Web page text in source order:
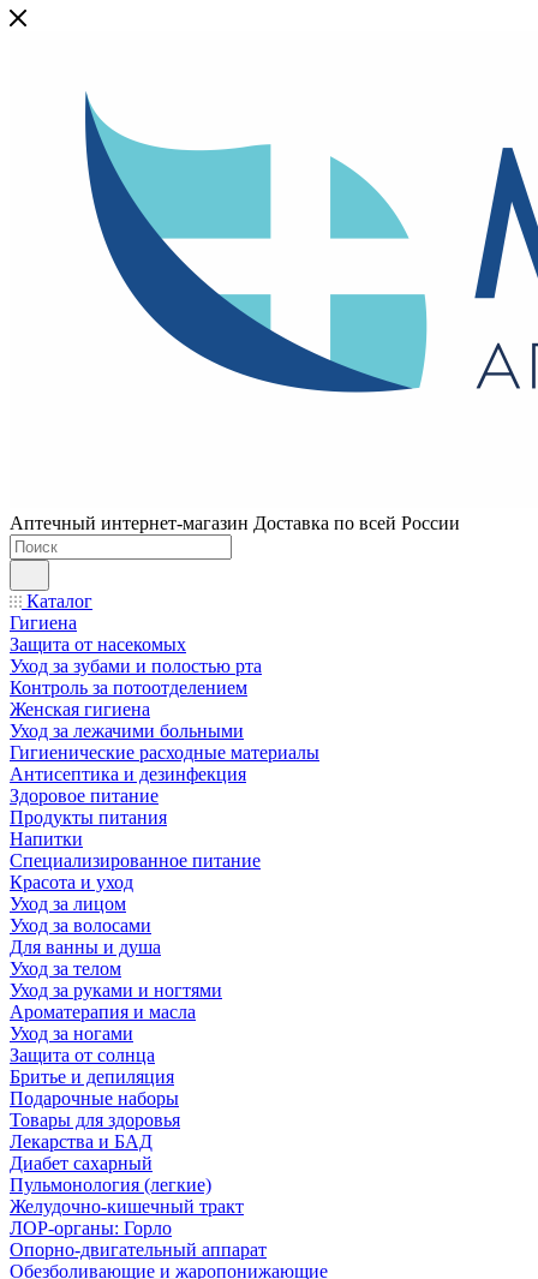
Аптечный интернет-магазин Доставка по всей России
Каталог
Гигиена
Защита от насекомых
Уход за зубами и полостью рта
Контроль за потоотделением
Женская гигиена
Уход за лежачими больными
Гигиенические расходные материалы
Антисептика и дезинфекция
Здоровое питание
Продукты питания
Напитки
Специализированное питание
Красота и уход
Уход за лицом
Уход за волосами
Для ванны и душа
Уход за телом
Уход за руками и ногтями
Ароматерапия и масла
Уход за ногами
Защита от солнца
Бритье и депиляция
Подарочные наборы
Товары для здоровья
Лекарства и БАД
Диабет сахарный
Пульмонология (легкие)
Желудочно-кишечный тракт
ЛОР-органы: Горло
Опорно-двигательный аппарат
Обезболивающие и жаропонижающие